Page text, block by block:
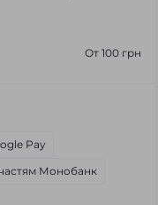
От 100 грн
Pay
Монобанк